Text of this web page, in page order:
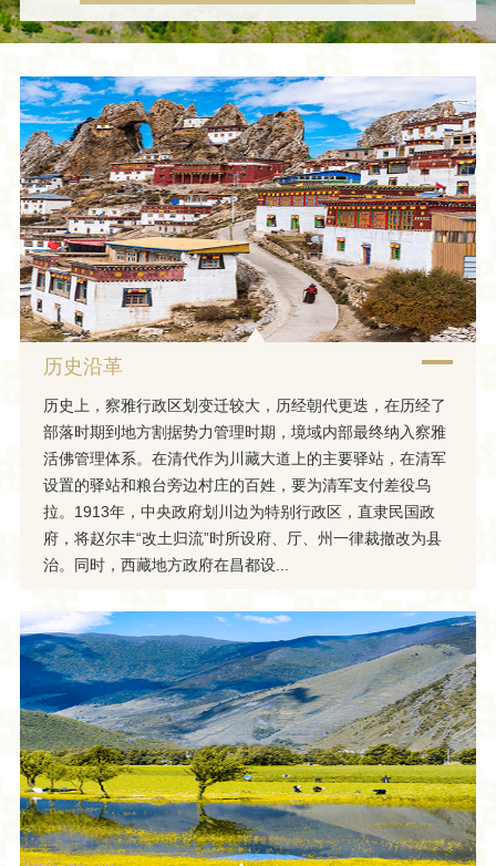
历史沿革
历史上，察雅行政区划变迁较大，历经朝代更迭，在历经了
部落时期到地方割据势力管理时期，境域内部最终纳入察雅
活佛管理体系。在清代作为川藏大道上的主要驿站，在清军
设置的驿站和粮台旁边村庄的百姓，要为清军支付差役乌
拉。1913年，中央政府划川边为特别行政区，直隶民国政
府，将赵尔丰“改土归流”时所设府、厅、州一律裁撤改为县
治。同时，西藏地方政府在昌都设...